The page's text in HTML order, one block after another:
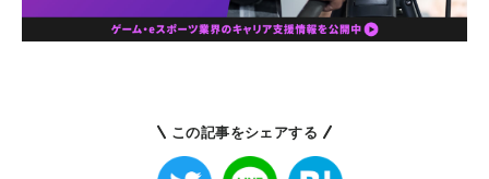
この記事をシェアする